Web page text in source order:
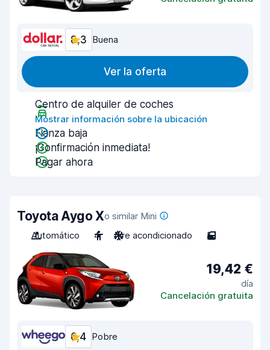
8,3 Buena
Ver la oferta
Centro de alquiler de coches
Mostrar información sobre la ubicación
Fianza baja
¡Confirmación inmediata!
Pagar ahora
Toyota Aygo Xo similar Mini
Automático
4 Aire acondicionado 5
19,42 €
día
Cancelación gratuita
6,4 Pobre